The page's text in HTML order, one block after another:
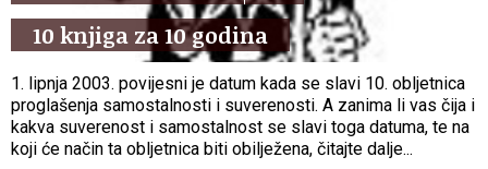
10 knjiga za 10 godina
1. lipnja 2003. povijesni je datum kada se slavi 10. obljetnica
proglašenja samostalnosti i suverenosti. A zanima li vas čija i
kakva suverenost i samostalnost se slavi toga datuma, te na
koji će način ta obljetnica biti obilježena, čitajte dalje...